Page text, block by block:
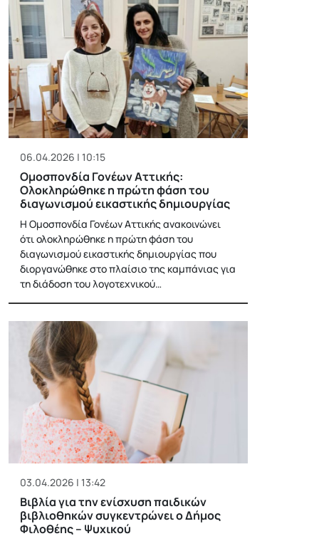
06.04.2026 | 10:15
Ομοσπονδία Γονέων Αττικής:
Oλοκληρώθηκε η πρώτη φάση του
διαγωνισμού εικαστικής δημιουργίας
Η Ομοσπονδία Γονέων Αττικής ανακοινώνει
ότι ολοκληρώθηκε η πρώτη φάση του
διαγωνισμού εικαστικής δημιουργίας που
διοργανώθηκε στο πλαίσιο της καμπάνιας για
τη διάδοση του λογοτεχνικού…
03.04.2026 | 13:42
Βιβλία για την ενίσχυση παιδικών
βιβλιοθηκών συγκεντρώνει ο Δήμος
Φιλοθέης – Ψυχικού